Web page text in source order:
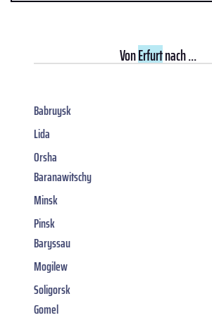
VonErfurtnach ...
Babruysk
Lida
Orsha
Baranawitschy
Minsk
Pinsk
Baryssau
Mogilew
Soligorsk
Gomel